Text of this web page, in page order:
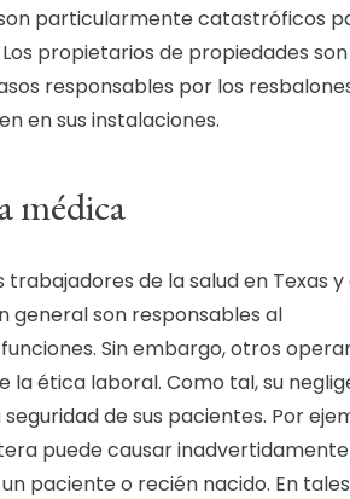
son particularmente catastróficos
propietarios de propiedades
responsables por los
en sus instalaciones.
médica
trabajadores de la salud en Texas y
general son responsables al
Sin embargo, otros
la ética laboral. Como tal, su
de sus pacientes. Por
puede causar
paciente o recién nacido. En tales